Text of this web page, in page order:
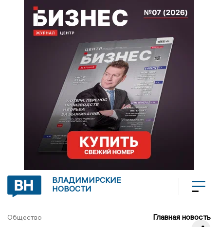
ВЛАДИМИРСКИЕ
НОВОСТИ
Общество Главная новость